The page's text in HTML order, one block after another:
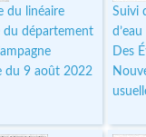
du linéaire
du département
du 9 août 2022
Suivi
Des